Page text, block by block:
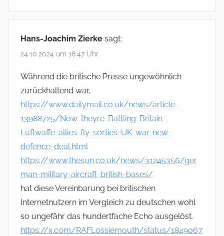
Hans-Joachim Zierke sagt:
24.10.2024 um 18:47 Uhr
Während die britische Presse ungewöhnlich
zurückhaltend war,
https://www.dailymail.co.uk/news/article-
13988725/Now-theyre-Battling-Britain-
Luftwaffe-allies-fly-sorties-UK-war-new-
defence-deal.html
https://www.thesun.co.uk/news/31245356/ger
man-military-aircraft-british-bases/
hat diese Vereinbarung bei britischen
Internetnutzern im Vergleich zu deutschen wohl
so ungefähr das hundertfache Echo ausgelöst.
https://x.com/RAFLossiemouth/status/1849067